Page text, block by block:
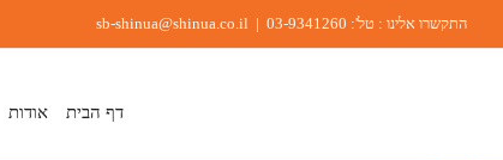
התקשרו אלינו : טל': 03-9341260
|
sb-shinua@shinua.co.il
דף הבית אודות